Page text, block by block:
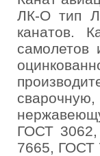
ЛК-О тип
канатов.
самолетов
ГОСТ
7665, ГОСТ